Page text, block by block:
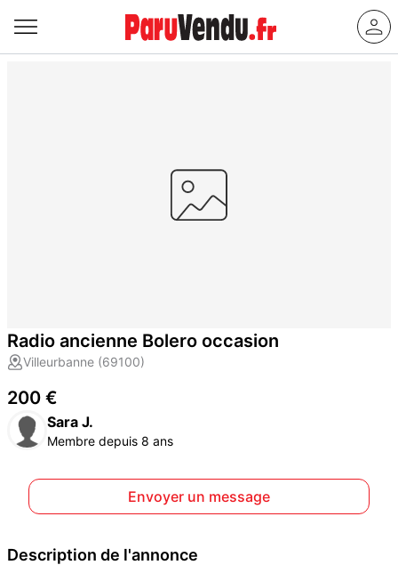
Radio ancienne Bolero occasion
Villeurbanne (69100)
200 €
Sara J.
Membre depuis 8 ans
Envoyer un message
Description de l'annonce